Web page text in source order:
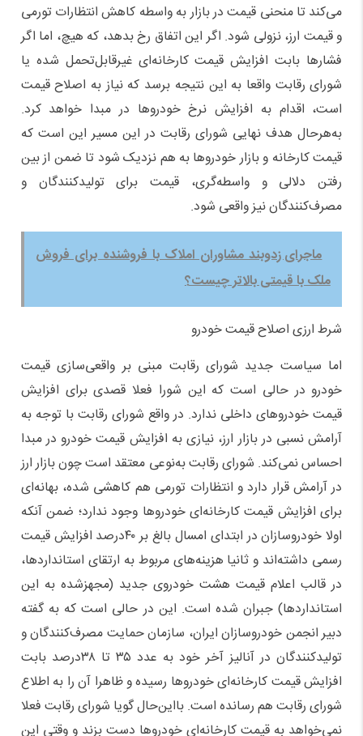
می‌کند تا منحنی قیمت در بازار به واسطه کاهش انتظارات تورمی
و قیمت ارز، نزولی شود. اگر این اتفاق رخ بدهد، که هیچ، اما اگر
فشارها بابت افزایش قیمت کارخانه‌ای غیر‌قابل‌تحمل شده یا
شورای رقابت واقعا به این نتیجه برسد که نیاز به اصلاح قیمت
است، اقدام به افزایش نرخ خودروها در مبدا خواهد کرد.
به‌هرحال هدف نهایی شورای رقابت در این مسیر این است که
قیمت کارخانه و بازار خودروها به هم نزدیک شود تا ضمن از بین
رفتن دلالی و واسطه‌گری، قیمت برای تولیدکنندگان و
مصرف‌کنندگان نیز واقعی شود.
ماجرای زدوبند مشاوران املاک با فروشنده برای فروش
ملک با قیمتی بالاتر چیست؟
شرط ارزی اصلاح قیمت خودرو
اما سیاست جدید شورای رقابت مبنی بر واقعی‌سازی قیمت
خودرو در حالی است که این شورا فعلا قصدی برای افزایش
قیمت خودروهای داخلی ندارد. در واقع شورای رقابت با توجه به
آرامش نسبی در بازار ارز، نیازی به افزایش قیمت خودرو در مبدا
احساس نمی‌کند. شورای رقابت به‌نوعی معتقد است چون بازار ارز
در آرامش قرار دارد و انتظارات تورمی هم کاهشی شده، بهانه‌ای
برای افزایش قیمت کارخانه‌ای خودروها وجود ندارد؛ ضمن آنکه
اولا خودروسازان در ابتدای امسال بالغ بر ۴۰درصد افزایش قیمت
رسمی داشته‌اند و ثانیا هزینه‌های مربوط به ارتقای استانداردها،
در قالب اعلام قیمت هشت خودروی جدید (مجهزشده به این
استانداردها) جبران شده است. این در حالی است که به گفته
دبیر انجمن خودروسازان ایران، سازمان حمایت مصرف‌کنندگان و
تولیدکنندگان در آنالیز آخر خود به عدد ۳۵ تا ۳۸درصد بابت
افزایش قیمت کارخانه‌ای خودروها رسیده و ظاهرا آن را به اطلاع
شورای رقابت هم رسانده است. با‌این‌حال گویا شورای رقابت فعلا
نمی‌خواهد به قیمت کارخانه‌ای خودروها دست بزند و وقتی این